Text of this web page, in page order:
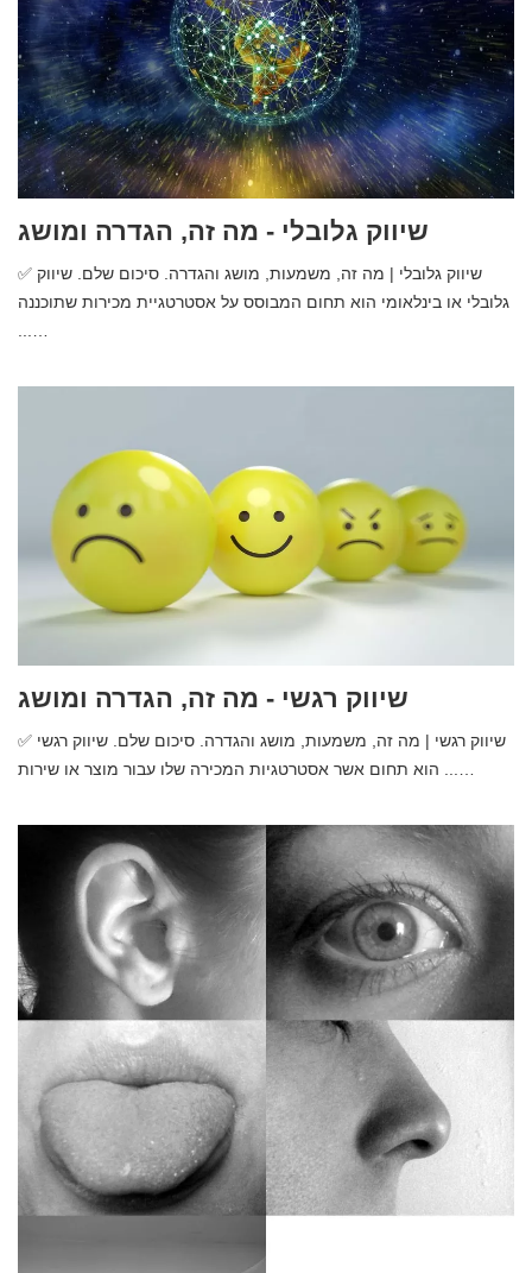
שיווק גלובלי - מה זה, הגדרה ומושג
✅ שיווק גלובלי | מה זה, משמעות, מושג והגדרה. סיכום שלם. שיווק
גלובלי או בינלאומי הוא תחום המבוסס על אסטרטגיית מכירות שתוכננה
...…
שיווק רגשי - מה זה, הגדרה ומושג
✅ שיווק רגשי | מה זה, משמעות, מושג והגדרה. סיכום שלם. שיווק רגשי